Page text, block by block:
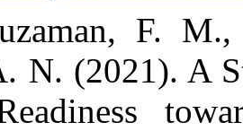
22.
Shaid, N. A.
Students'